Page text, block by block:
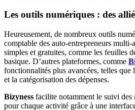
Les outils numériques : des
Heureusement, de nombreux outils
comptable des auto-entrepreneurs
simples et gratuites, comme les feuilles
basique. D’autres plateformes, comme
fonctionnalités plus avancées, telles que
et la catégorisation des dépenses.
Bizyness facilite notamment le suivi des
pour chaque activité grâce à une